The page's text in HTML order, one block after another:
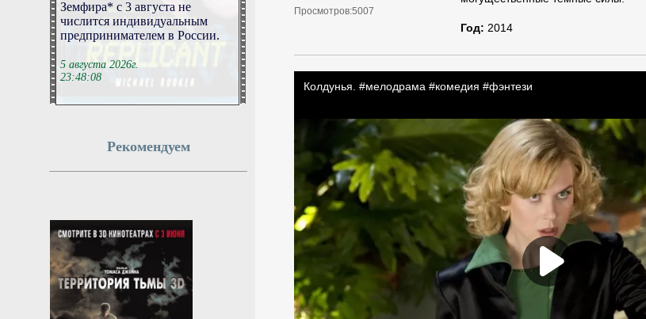
Просмотров:5007
Год: 2014
числится индивидуальным
предпринимателем в России.
23:48:08
помощь Байдена Украине
Президент США Дональд
состояние вооруженных сил
европейских союзников.
5 августа 2026г.
23:48:07
Рекомендуем